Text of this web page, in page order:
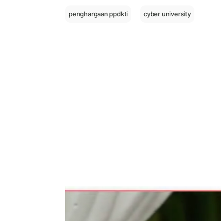
penghargaan ppdkti cyber university